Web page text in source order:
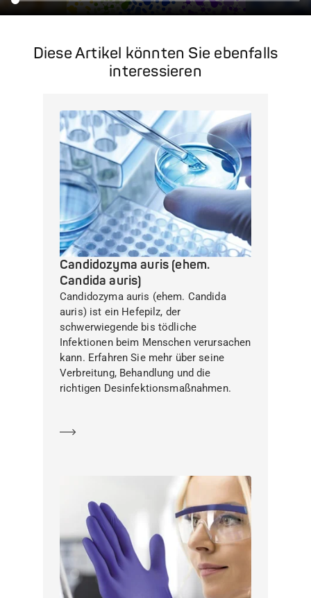
Diese Artikel könnten Sie ebenfalls
interessieren
Candidozyma auris (ehem.
Candida auris)
Candidozyma auris (ehem. Candida
auris) ist ein Hefepilz, der
schwerwiegende bis tödliche
Infektionen beim Menschen verursachen
kann. Erfahren Sie mehr über seine
Verbreitung, Behandlung und die
richtigen Desinfektionsmaßnahmen.